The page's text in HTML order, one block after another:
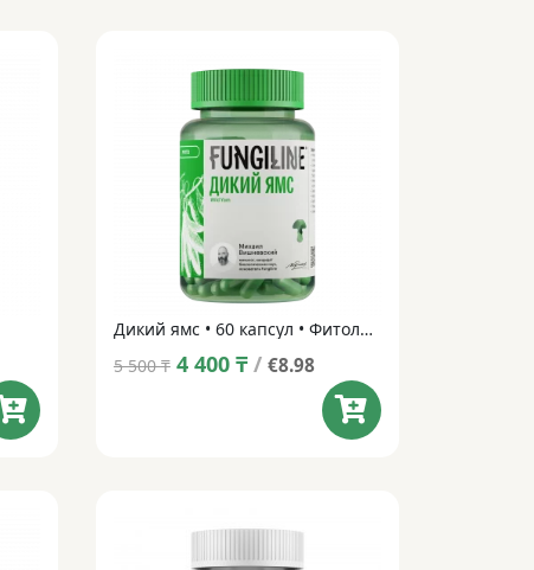
Дикий ямс • 60 капсул • Фитолинейка
5 500₸ Original
4 400 ₸Current
/ €8.98